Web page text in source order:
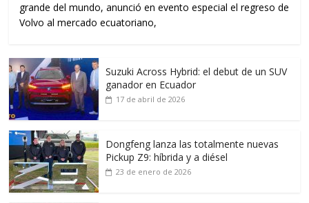
grande del mundo, anunció en evento especial el regreso de
Volvo al mercado ecuatoriano,
Suzuki Across Hybrid: el debut de un SUV
ganador en Ecuador
17 de abril de 2026
Dongfeng lanza las totalmente nuevas
Pickup Z9: híbrida y a diésel
23 de enero de 2026